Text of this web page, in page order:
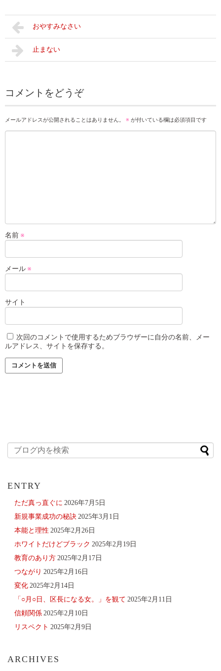
おやすみなさい
止まない
コメントをどうぞ
メールアドレスが公開されることはありません。 ※ が付いている欄は必須項目です
名前 ※
メール ※
サイト
次回のコメントで使用するためブラウザーに自分の名前、メー
ルアドレス、サイトを保存する。
ENTRY
ただ真っ直ぐに 2026年7月5日
新規事業成功の秘訣 2025年3月1日
本能と理性 2025年2月26日
ホワイトだけどブラック 2025年2月19日
教育のあり方 2025年2月17日
つながり 2025年2月16日
変化 2025年2月14日
「○月○日、区長になる女。」を観て 2025年2月11日
信頼関係 2025年2月10日
リスペクト 2025年2月9日
ARCHIVES